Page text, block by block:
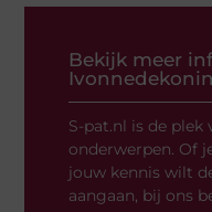
Bekijk meer
S-pat.nl is de
onderwerpen. Of
jouw kennis wilt
aangaan, bij ons